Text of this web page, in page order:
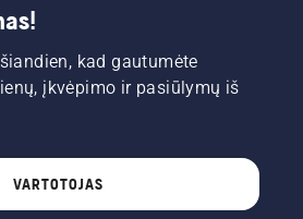
kad gautumėte
įkvėpimo ir pasiūlymų iš
VARTOTOJAS